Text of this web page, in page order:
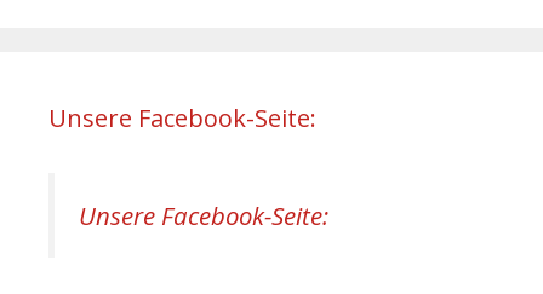
Unsere Facebook-Seite:
Unsere Facebook-Seite: